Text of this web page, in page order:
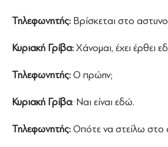
Τηλεφωνητής: Βρίσκεται στο
Κυριακή Γρίβα: Χάνομαι, έχει έρθει
Τηλεφωνητής: Ο πρώην;
Κυριακή Γρίβα: Ναι είναι εδώ.
Τηλεφωνητής: Οπότε να στείλω στο